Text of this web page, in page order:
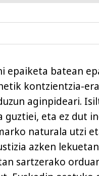
epaiketa batean
kontzientzia-
aginpideari.
guztiei, eta ez dut
naturala utzi
azken
sartzerako